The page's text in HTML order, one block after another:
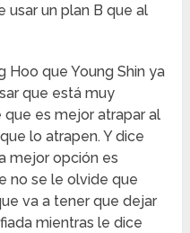
usar un plan B que al
Hoo que Young Shin ya
que está muy
es mejor atrapar al
lo atrapen. Y dice
mejor opción es
no se le olvide que
va a tener que dejar
mientras le dice